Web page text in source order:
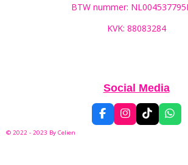
BTW nummer:
KVK: 88083284
Social Media
F
a
I
n
T
i
W
h
© 2022 - 2023 By Celien